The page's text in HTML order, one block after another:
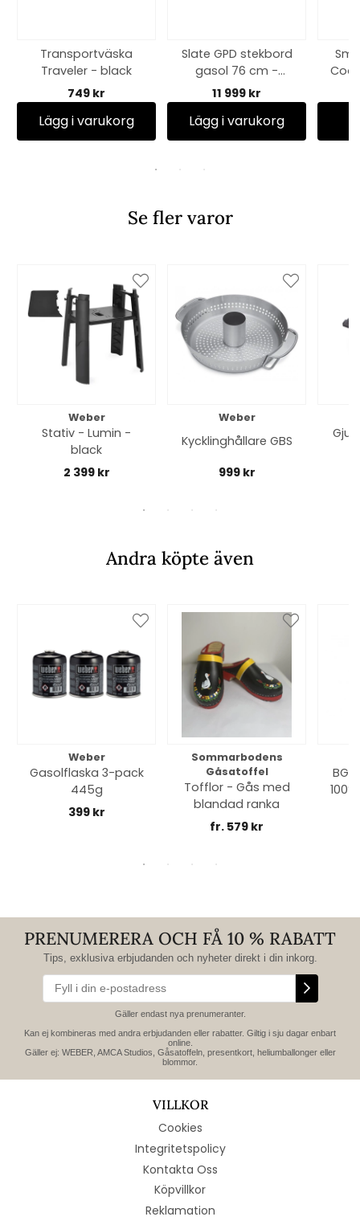
Transportväska
Traveler - black
749 kr
Lägg i varukorg
Slate GPD stekbord
gasol 76 cm -
black
11 999 kr
Lägg i varukorg
Se fler varor
Weber
Stativ - Lumin -
black
2 399 kr
Weber
Kycklinghållare GBS
999 kr
Andra köpte även
Weber
Gasolflaska 3-pack
445g
399 kr
Sommarbodens
Gåsatoffel
Tofflor - Gås med
blandad ranka
fr. 579 kr
PRENUMERERA OCH FÅ 10 % RABATT
Tips, exklusiva erbjudanden och nyheter direkt i din inkorg.
Gäller endast nya prenumeranter.
Kan ej kombineras med andra erbjudanden eller rabatter. Giltig i sju dagar enbart
online.
Gäller ej: WEBER, AMCA Studios, Gåsatoffeln, presentkort, heliumballonger eller
blommor.
VILLKOR
Cookies
Integritetspolicy
Kontakta Oss
Köpvillkor
Reklamation